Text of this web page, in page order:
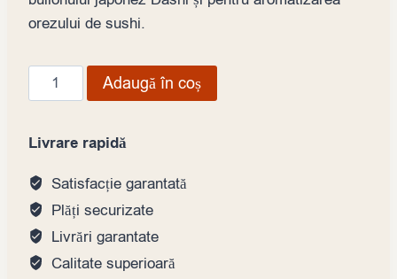
orezului de sushi.
Cantitate
Alge
uscate
100gr
pentru
supă
Dashi
și
Adaugă în coș
Livrare rapidă
Satisfacție garantată
Plăți securizate
Livrări garantate
Calitate superioară